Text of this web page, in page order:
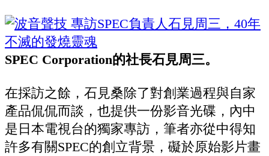
SPEC Corporation的社長石見周三。
在採訪之餘，石見桑除了對創業過程與自家
產品侃侃而談，也提供一份影音光碟，內中
是日本電視台的獨家專訪，筆者亦從中得知
許多有關SPEC的創立背景，礙於原始影片畫